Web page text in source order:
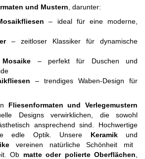
und Mustern , darunter:
– ideal für eine moderne,
– zeitloser Klassiker für dynamische
– perfekt für Duschen und
– trendiges Waben-Design für
Fliesenformaten und Verlegemustern
Designs verwirklichen, die sowohl
ansprechend sind. Hochwertige
edle Optik. Unsere Keramikund
vereinen natürliche Schönheit mit
Ob matte oder polierte Oberflächen